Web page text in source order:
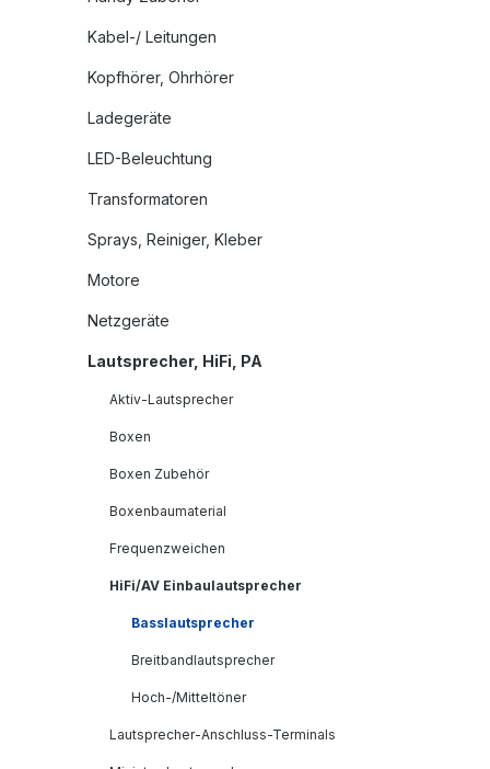
Kabel-/ Leitungen
Kopfhörer, Ohrhörer
Ladegeräte
LED-Beleuchtung
Transformatoren
Sprays, Reiniger, Kleber
Motore
Netzgeräte
Lautsprecher, HiFi, PA
Aktiv-Lautsprecher
Boxen
Boxen Zubehör
Boxenbaumaterial
Frequenzweichen
HiFi/AV Einbaulautsprecher
Basslautsprecher
Breitbandlautsprecher
Hoch-/Mitteltöner
Lautsprecher-Anschluss-Terminals